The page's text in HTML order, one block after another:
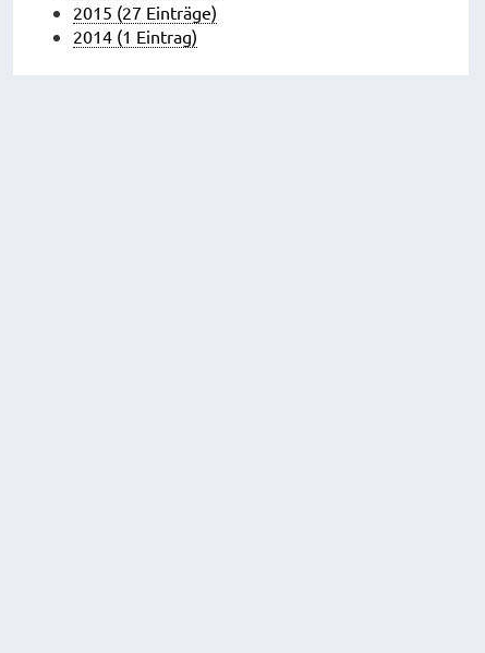
2015 (27 Einträge)
2014 (1 Eintrag)